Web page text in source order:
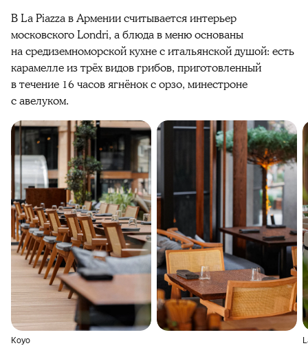
В La Piazza в Армении считывается интерьер
московского Londri, а блюда в меню основаны
на средиземноморской кухне с итальянской душой: есть
карамелле из трёх видов грибов, приготовленный
в течение 16 часов ягнёнок с орзо, минестроне
с авелуком.
Koyo